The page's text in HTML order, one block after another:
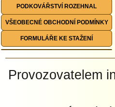
PODKOVÁŘSTVÍ ROZEHNAL
VŠEOBECNÉ OBCHODNÍ PODMÍNKY
FORMULÁŘE KE STAŽENÍ
Provozovatelem